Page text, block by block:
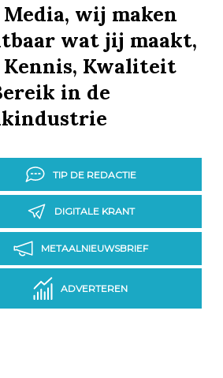
Media, wij maken
wat jij maakt,
Kennis, Kwaliteit
in de
TIP DE REDACTIE
DIGITALE KRANT
METAALNIEUWSBRIEF
ADVERTEREN